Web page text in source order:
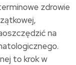
zdrowie
na
to krok w